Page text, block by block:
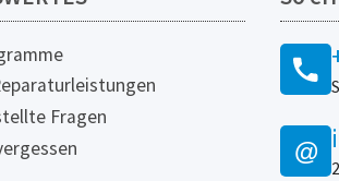
Fragen
@